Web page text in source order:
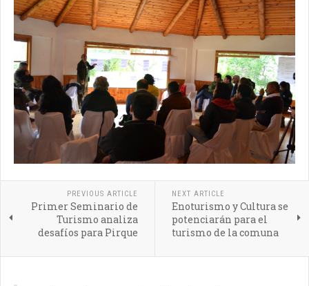
PREVIOUS ARTICLE
Primer Seminario de
Turismo analiza
desafíos para Pirque
NEXT ARTICLE
Enoturismo y Cultura se
potenciarán para el
turismo de la comuna